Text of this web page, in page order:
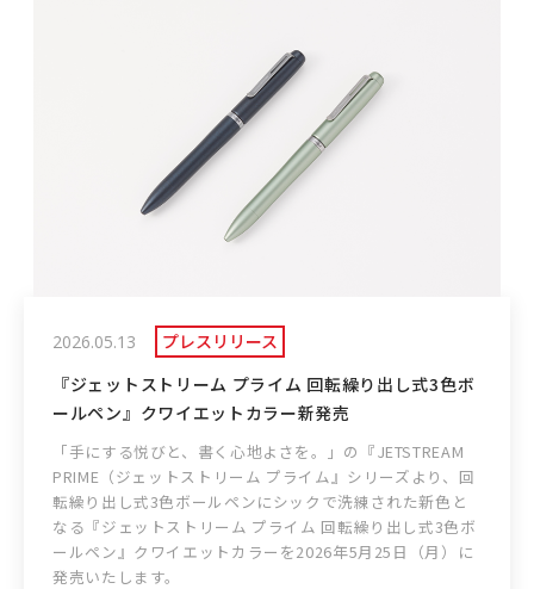
2026.05.13
プレスリリース
『ジェットストリーム プライム 回転繰り出し式3色ボ
ールペン』クワイエットカラー新発売
「手にする悦びと、書く心地よさを。」の『JETSTREAM
PRIME（ジェットストリーム プライム』シリーズより、回
転繰り出し式3色ボールペンにシックで洗練された新色と
なる『ジェットストリーム プライム 回転繰り出し式3色ボ
ールペン』クワイエットカラーを2026年5月25日（月）に
発売いたします。